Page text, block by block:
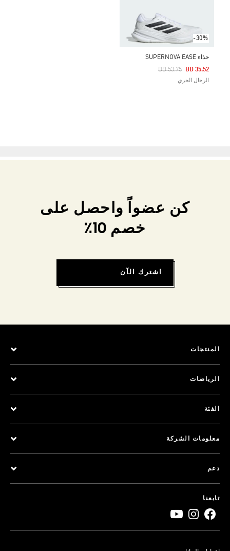
-30%
حذاء SUPERNOVA EASE
Price Reduced From
BD 53.75
To BD 35.52
الرجال الجري
كن عضواً واحصل على
خصم 10٪
اشترك الآن
المنتجات
الرياضات
الفئة
معلومات الشركة
دعم
تابعنا